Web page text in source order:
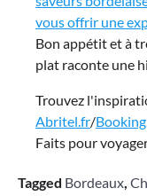
vous offrir une
Bon appétit et à
plat raconte une
Trouvez
Abritel.fr/
Faits pour
Tagged Bordeaux